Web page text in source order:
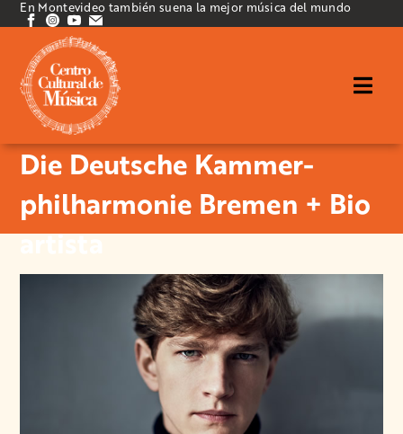
En Montevideo también suena la mejor música del mundo
Die Deutsche Kammer­
philharmonie Bremen + Bio
artista